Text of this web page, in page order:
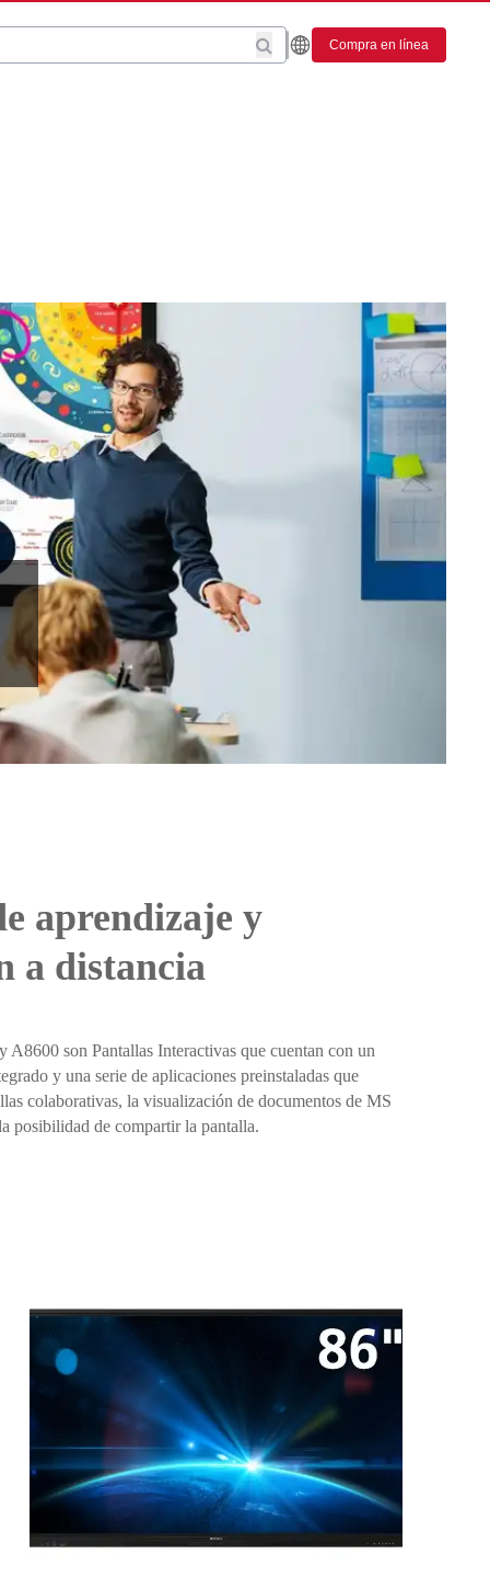
Compra en línea
aprendizaje y
a distancia
son Pantallas Interactivas que cuentan con un
y una serie de aplicaciones preinstaladas que
colaborativas, la visualización de documentos de MS
posibilidad de compartir la pantalla.